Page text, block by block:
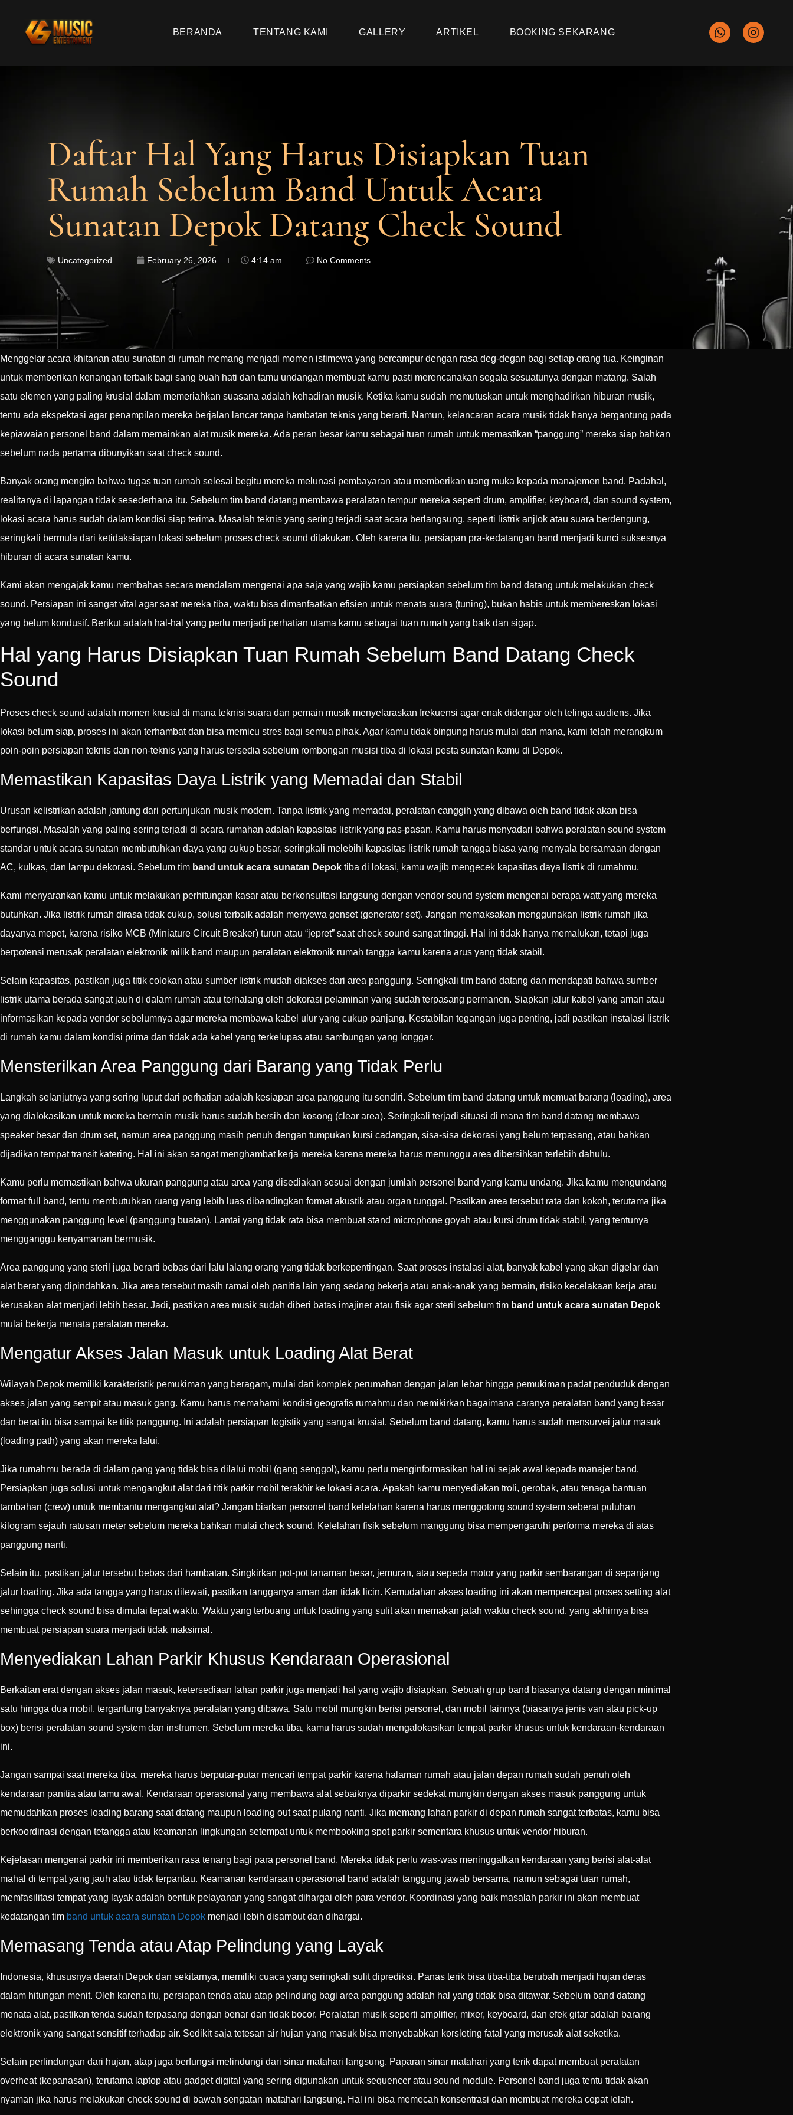
BERANDA TENTANG KAMI GALLERY ARTIKEL BOOKING SEKARANG
Daftar Hal Yang Harus Disiapkan Tuan
Rumah Sebelum Band Untuk Acara
Sunatan Depok Datang Check Sound
Uncategorized February 26, 2026 4:14 am No Comments
Menggelar acara khitanan atau sunatan di rumah memang menjadi momen istimewa yang bercampur dengan rasa deg-degan bagi setiap orang tua. Keinginan
untuk memberikan kenangan terbaik bagi sang buah hati dan tamu undangan membuat kamu pasti merencanakan segala sesuatunya dengan matang. Salah
satu elemen yang paling krusial dalam memeriahkan suasana adalah kehadiran musik. Ketika kamu sudah memutuskan untuk menghadirkan hiburan musik,
tentu ada ekspektasi agar penampilan mereka berjalan lancar tanpa hambatan teknis yang berarti. Namun, kelancaran acara musik tidak hanya bergantung pada
kepiawaian personel band dalam memainkan alat musik mereka. Ada peran besar kamu sebagai tuan rumah untuk memastikan “panggung” mereka siap bahkan
sebelum nada pertama dibunyikan saat check sound.
Banyak orang mengira bahwa tugas tuan rumah selesai begitu mereka melunasi pembayaran atau memberikan uang muka kepada manajemen band. Padahal,
realitanya di lapangan tidak sesederhana itu. Sebelum tim band datang membawa peralatan tempur mereka seperti drum, amplifier, keyboard, dan sound system,
lokasi acara harus sudah dalam kondisi siap terima. Masalah teknis yang sering terjadi saat acara berlangsung, seperti listrik anjlok atau suara berdengung,
seringkali bermula dari ketidaksiapan lokasi sebelum proses check sound dilakukan. Oleh karena itu, persiapan pra-kedatangan band menjadi kunci suksesnya
hiburan di acara sunatan kamu.
Kami akan mengajak kamu membahas secara mendalam mengenai apa saja yang wajib kamu persiapkan sebelum tim band datang untuk melakukan check
sound. Persiapan ini sangat vital agar saat mereka tiba, waktu bisa dimanfaatkan efisien untuk menata suara (tuning), bukan habis untuk membereskan lokasi
yang belum kondusif. Berikut adalah hal-hal yang perlu menjadi perhatian utama kamu sebagai tuan rumah yang baik dan sigap.
Hal yang Harus Disiapkan Tuan Rumah Sebelum Band Datang Check
Sound
Proses check sound adalah momen krusial di mana teknisi suara dan pemain musik menyelaraskan frekuensi agar enak didengar oleh telinga audiens. Jika
lokasi belum siap, proses ini akan terhambat dan bisa memicu stres bagi semua pihak. Agar kamu tidak bingung harus mulai dari mana, kami telah merangkum
poin-poin persiapan teknis dan non-teknis yang harus tersedia sebelum rombongan musisi tiba di lokasi pesta sunatan kamu di Depok.
Memastikan Kapasitas Daya Listrik yang Memadai dan Stabil
Urusan kelistrikan adalah jantung dari pertunjukan musik modern. Tanpa listrik yang memadai, peralatan canggih yang dibawa oleh band tidak akan bisa
berfungsi. Masalah yang paling sering terjadi di acara rumahan adalah kapasitas listrik yang pas-pasan. Kamu harus menyadari bahwa peralatan sound system
standar untuk acara sunatan membutuhkan daya yang cukup besar, seringkali melebihi kapasitas listrik rumah tangga biasa yang menyala bersamaan dengan
AC, kulkas, dan lampu dekorasi. Sebelum tim band untuk acara sunatan Depok tiba di lokasi, kamu wajib mengecek kapasitas daya listrik di rumahmu.
Kami menyarankan kamu untuk melakukan perhitungan kasar atau berkonsultasi langsung dengan vendor sound system mengenai berapa watt yang mereka
butuhkan. Jika listrik rumah dirasa tidak cukup, solusi terbaik adalah menyewa genset (generator set). Jangan memaksakan menggunakan listrik rumah jika
dayanya mepet, karena risiko MCB (Miniature Circuit Breaker) turun atau “jepret” saat check sound sangat tinggi. Hal ini tidak hanya memalukan, tetapi juga
berpotensi merusak peralatan elektronik milik band maupun peralatan elektronik rumah tangga kamu karena arus yang tidak stabil.
Selain kapasitas, pastikan juga titik colokan atau sumber listrik mudah diakses dari area panggung. Seringkali tim band datang dan mendapati bahwa sumber
listrik utama berada sangat jauh di dalam rumah atau terhalang oleh dekorasi pelaminan yang sudah terpasang permanen. Siapkan jalur kabel yang aman atau
informasikan kepada vendor sebelumnya agar mereka membawa kabel ulur yang cukup panjang. Kestabilan tegangan juga penting, jadi pastikan instalasi listrik
di rumah kamu dalam kondisi prima dan tidak ada kabel yang terkelupas atau sambungan yang longgar.
Mensterilkan Area Panggung dari Barang yang Tidak Perlu
Langkah selanjutnya yang sering luput dari perhatian adalah kesiapan area panggung itu sendiri. Sebelum tim band datang untuk memuat barang (loading), area
yang dialokasikan untuk mereka bermain musik harus sudah bersih dan kosong (clear area). Seringkali terjadi situasi di mana tim band datang membawa
speaker besar dan drum set, namun area panggung masih penuh dengan tumpukan kursi cadangan, sisa-sisa dekorasi yang belum terpasang, atau bahkan
dijadikan tempat transit katering. Hal ini akan sangat menghambat kerja mereka karena mereka harus menunggu area dibersihkan terlebih dahulu.
Kamu perlu memastikan bahwa ukuran panggung atau area yang disediakan sesuai dengan jumlah personel band yang kamu undang. Jika kamu mengundang
format full band, tentu membutuhkan ruang yang lebih luas dibandingkan format akustik atau organ tunggal. Pastikan area tersebut rata dan kokoh, terutama jika
menggunakan panggung level (panggung buatan). Lantai yang tidak rata bisa membuat stand microphone goyah atau kursi drum tidak stabil, yang tentunya
mengganggu kenyamanan bermusik.
Area panggung yang steril juga berarti bebas dari lalu lalang orang yang tidak berkepentingan. Saat proses instalasi alat, banyak kabel yang akan digelar dan
alat berat yang dipindahkan. Jika area tersebut masih ramai oleh panitia lain yang sedang bekerja atau anak-anak yang bermain, risiko kecelakaan kerja atau
kerusakan alat menjadi lebih besar. Jadi, pastikan area musik sudah diberi batas imajiner atau fisik agar steril sebelum tim band untuk acara sunatan Depok
mulai bekerja menata peralatan mereka.
Mengatur Akses Jalan Masuk untuk Loading Alat Berat
Wilayah Depok memiliki karakteristik pemukiman yang beragam, mulai dari komplek perumahan dengan jalan lebar hingga pemukiman padat penduduk dengan
akses jalan yang sempit atau masuk gang. Kamu harus memahami kondisi geografis rumahmu dan memikirkan bagaimana caranya peralatan band yang besar
dan berat itu bisa sampai ke titik panggung. Ini adalah persiapan logistik yang sangat krusial. Sebelum band datang, kamu harus sudah mensurvei jalur masuk
(loading path) yang akan mereka lalui.
Jika rumahmu berada di dalam gang yang tidak bisa dilalui mobil (gang senggol), kamu perlu menginformasikan hal ini sejak awal kepada manajer band.
Persiapkan juga solusi untuk mengangkut alat dari titik parkir mobil terakhir ke lokasi acara. Apakah kamu menyediakan troli, gerobak, atau tenaga bantuan
tambahan (crew) untuk membantu mengangkut alat? Jangan biarkan personel band kelelahan karena harus menggotong sound system seberat puluhan
kilogram sejauh ratusan meter sebelum mereka bahkan mulai check sound. Kelelahan fisik sebelum manggung bisa mempengaruhi performa mereka di atas
panggung nanti.
Selain itu, pastikan jalur tersebut bebas dari hambatan. Singkirkan pot-pot tanaman besar, jemuran, atau sepeda motor yang parkir sembarangan di sepanjang
jalur loading. Jika ada tangga yang harus dilewati, pastikan tangganya aman dan tidak licin. Kemudahan akses loading ini akan mempercepat proses setting alat
sehingga check sound bisa dimulai tepat waktu. Waktu yang terbuang untuk loading yang sulit akan memakan jatah waktu check sound, yang akhirnya bisa
membuat persiapan suara menjadi tidak maksimal.
Menyediakan Lahan Parkir Khusus Kendaraan Operasional
Berkaitan erat dengan akses jalan masuk, ketersediaan lahan parkir juga menjadi hal yang wajib disiapkan. Sebuah grup band biasanya datang dengan minimal
satu hingga dua mobil, tergantung banyaknya peralatan yang dibawa. Satu mobil mungkin berisi personel, dan mobil lainnya (biasanya jenis van atau pick-up
box) berisi peralatan sound system dan instrumen. Sebelum mereka tiba, kamu harus sudah mengalokasikan tempat parkir khusus untuk kendaraan-kendaraan
ini.
Jangan sampai saat mereka tiba, mereka harus berputar-putar mencari tempat parkir karena halaman rumah atau jalan depan rumah sudah penuh oleh
kendaraan panitia atau tamu awal. Kendaraan operasional yang membawa alat sebaiknya diparkir sedekat mungkin dengan akses masuk panggung untuk
memudahkan proses loading barang saat datang maupun loading out saat pulang nanti. Jika memang lahan parkir di depan rumah sangat terbatas, kamu bisa
berkoordinasi dengan tetangga atau keamanan lingkungan setempat untuk membooking spot parkir sementara khusus untuk vendor hiburan.
Kejelasan mengenai parkir ini memberikan rasa tenang bagi para personel band. Mereka tidak perlu was-was meninggalkan kendaraan yang berisi alat-alat
mahal di tempat yang jauh atau tidak terpantau. Keamanan kendaraan operasional band adalah tanggung jawab bersama, namun sebagai tuan rumah,
memfasilitasi tempat yang layak adalah bentuk pelayanan yang sangat dihargai oleh para vendor. Koordinasi yang baik masalah parkir ini akan membuat
kedatangan tim band untuk acara sunatan Depok menjadi lebih disambut dan dihargai.
Memasang Tenda atau Atap Pelindung yang Layak
Indonesia, khususnya daerah Depok dan sekitarnya, memiliki cuaca yang seringkali sulit diprediksi. Panas terik bisa tiba-tiba berubah menjadi hujan deras
dalam hitungan menit. Oleh karena itu, persiapan tenda atau atap pelindung bagi area panggung adalah hal yang tidak bisa ditawar. Sebelum band datang
menata alat, pastikan tenda sudah terpasang dengan benar dan tidak bocor. Peralatan musik seperti amplifier, mixer, keyboard, dan efek gitar adalah barang
elektronik yang sangat sensitif terhadap air. Sedikit saja tetesan air hujan yang masuk bisa menyebabkan korsleting fatal yang merusak alat seketika.
Selain perlindungan dari hujan, atap juga berfungsi melindungi dari sinar matahari langsung. Paparan sinar matahari yang terik dapat membuat peralatan
overheat (kepanasan), terutama laptop atau gadget digital yang sering digunakan untuk sequencer atau sound module. Personel band juga tentu tidak akan
nyaman jika harus melakukan check sound di bawah sengatan matahari langsung. Hal ini bisa memecah konsentrasi dan membuat mereka cepat lelah.